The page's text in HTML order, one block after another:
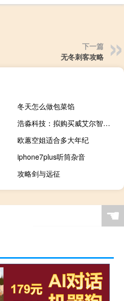
下一篇
无冬刺客攻略
冬天怎么做包菜馅
浩淼科技：拟购买威艾尔智能100%股权公司股票拟自10月16日起停牌至10月30日
欧蕙空姐适合多大年纪
iphone7plus听筒杂音
攻略剑与远征
☚